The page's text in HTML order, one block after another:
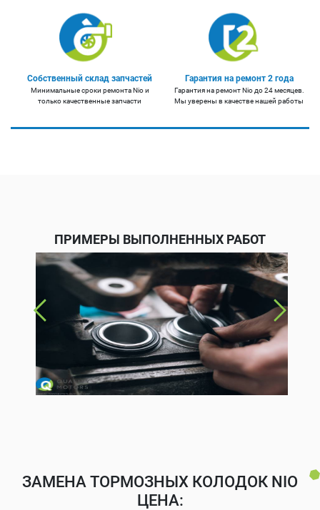
Собственный склад запчастей
Минимальные сроки ремонта Nio и
только качественные запчасти
Гарантия на ремонт 2 года
Гарантия на ремонт Nio до 24 месяцев.
Мы уверены в качестве нашей работы
ПРИМЕРЫ ВЫПОЛНЕННЫХ РАБОТ
ЗАМЕНА ТОРМОЗНЫХ КОЛОДОК NIO
ЦЕНА: